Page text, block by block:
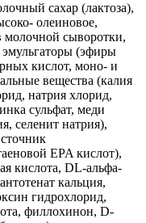
сахар (лактоза),
олеиновое,
молочной сыворотки,
(эфиры
кислот, моно- и
вещества (калия
натрия хлорид,
сульфат, меди
селенит натрия),
EPA кислот),
кислота, DL-альфа-
кальция,
гидрохлорид,
филлохинон, D-